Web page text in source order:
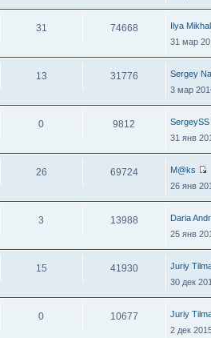
31 74668
Ilya
31 мар
13 31776
Sergey
3 мар
0 9812
SergeySS
31 янв
26 69724
M@ks
26 янв
3 13988
Daria
25 янв
15 41930
Juriy
30 дек
0 10677
Juriy
2 дек